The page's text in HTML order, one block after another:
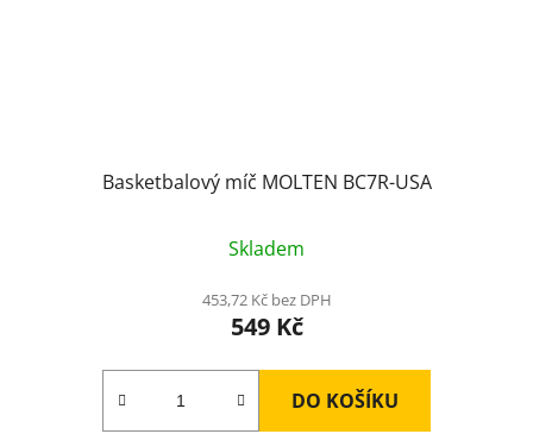
Basketbalový míč MOLTEN BC7R-USA
Skladem
453,72 Kč bez DPH
549 Kč
DO KOŠÍKU